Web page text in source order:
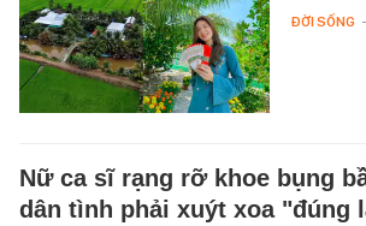
ĐỜI SỐNG -
Nữ ca sĩ rạng rỡ khoe bụng
dân tình phải xuýt xoa "đúng